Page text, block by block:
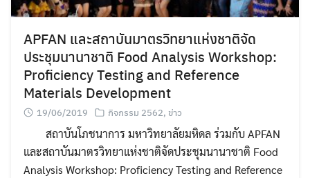
APFAN และสถาบันมาตรวิทยาแห่งชาติจัด
ประชุมนานาชาติ Food Analysis Workshop:
Proficiency Testing and Reference
Materials Development
19/06/2019 กิจกรรม 2562, ข่าว
สถาบันโภชนาการ มหาวิทยาลัยมหิดล ร่วมกับ APFAN
และสถาบันมาตรวิทยาแห่งชาติจัดประชุมนานาชาติ Food
Analysis Workshop: Proficiency Testing and Reference